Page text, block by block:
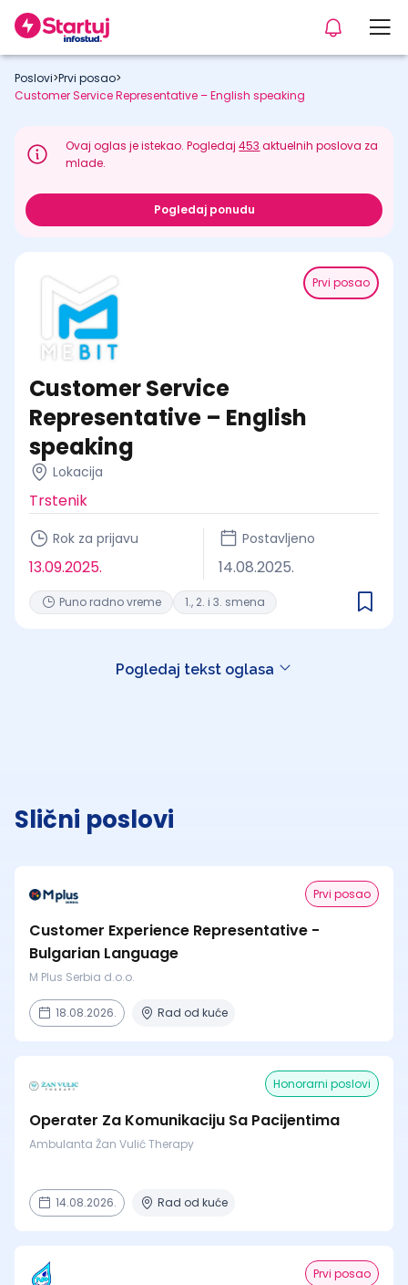
Poslovi>Prvi posao>
Customer Service Representative – English speaking
Ovaj oglas je istekao. Pogledaj453 aktuelnih poslova za
mlade.
Pogledaj ponudu
Prvi posao
Customer Service
Representative – English
speaking
Lokacija
Trstenik
Rok za prijavu
13.09.2025.
Postavljeno
14.08.2025.
Puno radno vreme 1., 2. i 3. smena
Pogledaj tekst oglasa
Slični poslovi
Prvi posao
Customer Experience Representative -
Bulgarian Language
M Plus Serbia d.o.o.
18.08.2026. Rad od kuće
Honorarni poslovi
Operater Za Komunikaciju Sa Pacijentima
Ambulanta Žan Vulić Therapy
14.08.2026. Rad od kuće
Prvi posao